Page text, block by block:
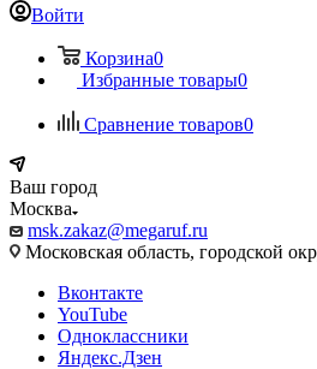
Войти
Корзина0
Избранные товары0
Сравнение товаров0
Ваш город
Москва
msk.zakaz@megaruf.ru
Московская область, городской
Вконтакте
YouTube
Одноклассники
Яндекс.Дзен